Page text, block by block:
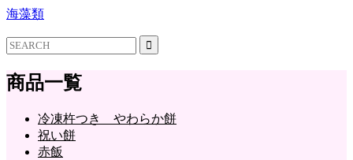
海藻類
商品一覧
冷凍杵つき やわらか餅
祝い餅
赤飯